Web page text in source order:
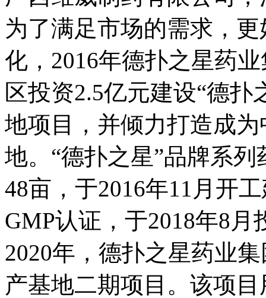
为了满足市场的需求，
化，2016年德扑之星
区投资2.5亿元建设“德
地项目，并倾力打造
地。“德扑之星”品牌系
48亩，于2016年11月开
GMP认证，于2018年8
2020年，德扑之星药
产基地二期项目。该项目